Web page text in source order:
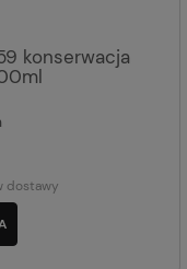
konserwacja
dostawy